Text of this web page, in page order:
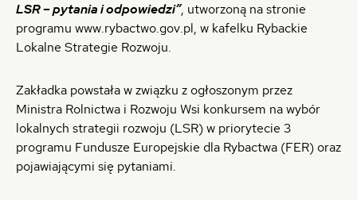
LSR – pytania i odpowiedzi”, utworzoną na stronie
programu www.rybactwo.gov.pl, w kafelku Rybackie
Lokalne Strategie Rozwoju.
Zakładka powstała w związku z ogłoszonym przez
Ministra Rolnictwa i Rozwoju Wsi konkursem na wybór
lokalnych strategii rozwoju (LSR) w priorytecie 3
programu Fundusze Europejskie dla Rybactwa (FER) oraz
pojawiającymi się pytaniami.